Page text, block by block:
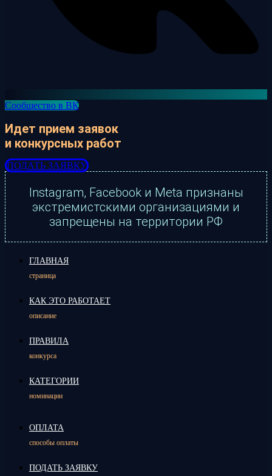
Сообщество в ВК
Идет прием заявок
и конкурсных работ
ПОДАТЬ ЗАЯВКУ
Instagram, Facebook и Meta признаны
экстремистскими организациями и
запрещены на территории РФ
ГЛАВНАЯ
страница
КАК ЭТО РАБОТАЕТ
описание
ПРАВИЛА
конкурса
КАТЕГОРИИ
номинации
ОПЛАТА
способы оплаты
ПОДАТЬ ЗАЯВКУ